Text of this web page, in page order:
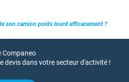
son camion poids lourd efficacement ?
Companeo
devis dans votre secteur d'activité !